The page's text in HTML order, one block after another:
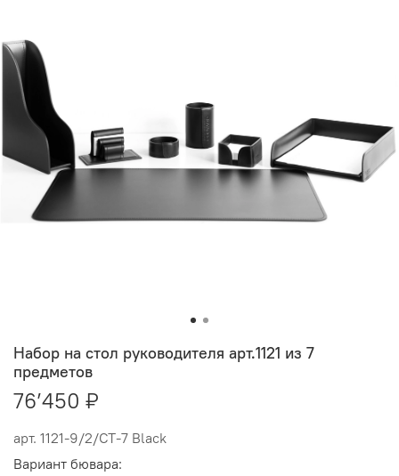
арт. 1121-9/2/СТ-7 Black
Набор на стол руководителя арт.1121 из 7
предметов
76’450 ₽
Вариант бювара: